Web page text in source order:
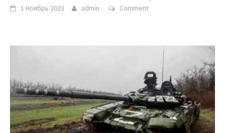
1 Ноябрь 2023 admin Comment